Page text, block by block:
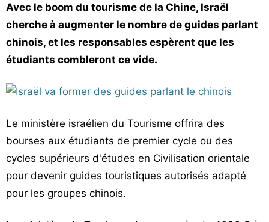
Avec le boom du tourisme de la Chine, Israël
cherche à augmenter le nombre de guides parlant
chinois, et les responsables espèrent que les
étudiants combleront ce vide.
Le ministère israélien du Tourisme offrira des
bourses aux étudiants de premier cycle ou des
cycles supérieurs d'études en Civilisation orientale
pour devenir guides touristiques autorisés adapté
pour les groupes chinois.